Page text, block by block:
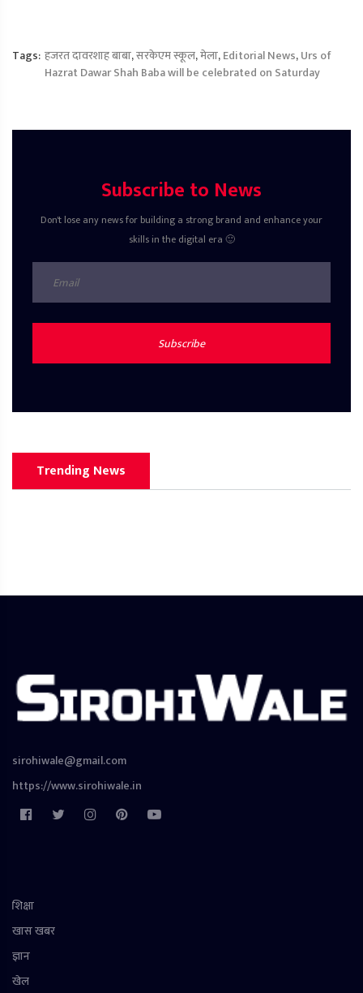
Tags: हजरत दावरशाह बाबा,सरकेएम स्कूल,मेला,Editorial News,Urs of
Hazrat Dawar Shah Baba will be celebrated on Saturday
Subscribe to News
Don't lose any news for building a strong brand and enhance your
skills in the digital era 🙂
Subscribe
Trending News
sirohiwale@gmail.com
https://www.sirohiwale.in
शिक्षा
खास खबर
ज्ञान
खेल